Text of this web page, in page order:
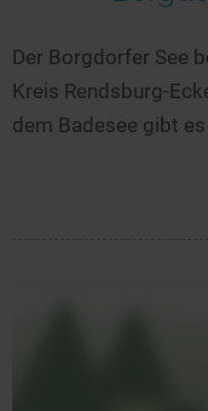
Der Borgdorfer See
Kreis Rendsburg-
dem Badesee gibt